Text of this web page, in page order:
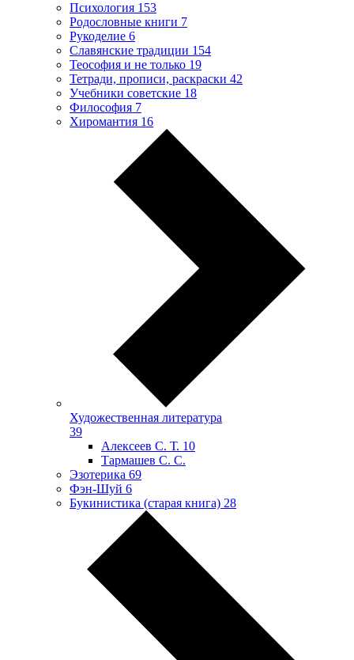
Психология 153
Родословные книги 7
Рукоделие 6
Славянские традиции 154
Теософия и не только 19
Тетради, прописи, раскраски 42
Учебники советские 18
Философия 7
Хиромантия 16
Художественная литература
39
Алексеев С. Т. 10
Тармашев С. С.
Эзотерика 69
Фэн-Шуй 6
Букинистика (старая книга) 28